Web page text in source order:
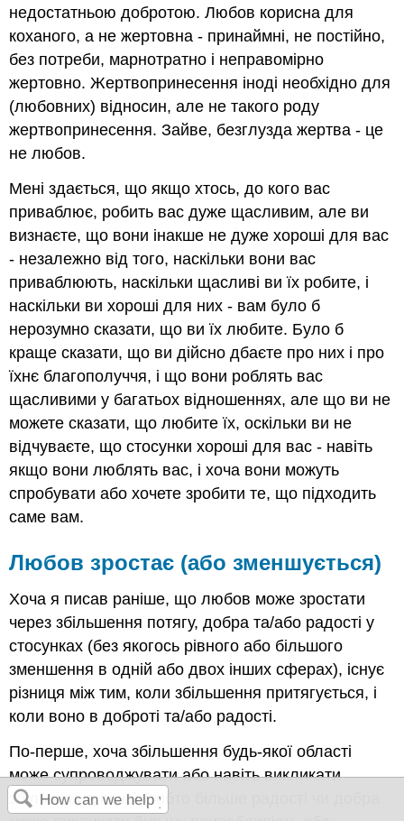
недостатньою добротою. Любов корисна для
коханого, а не жертовна - принаймні, не постійно,
без потреби, марнотратно і неправомірно
жертовно. Жертвопринесення іноді необхідно для
(любовних) відносин, але не такого роду
жертвопринесення. Зайве, безглузда жертва - це
не любов.
Мені здається, що якщо хтось, до кого вас
приваблює, робить вас дуже щасливим, але ви
визнаєте, що вони інакше не дуже хороші для вас
- незалежно від того, наскільки вони вас
приваблюють, наскільки щасливі ви їх робите, і
наскільки ви хороші для них - вам було б
нерозумно сказати, що ви їх любите. Було б
краще сказати, що ви дійсно дбаєте про них і про
їхнє благополуччя, і що вони роблять вас
щасливими у багатьох відношеннях, але що ви не
можете сказати, що любите їх, оскільки ви не
відчуваєте, що стосунки хороші для вас - навіть
якщо вони люблять вас, і хоча вони можуть
спробувати або хочете зробити те, що підходить
саме вам.
Любов зростає (або зменшується)
Хоча я писав раніше, що любов може зростати
через збільшення потягу, добра та/або радості у
стосунках (без якогось рівного або більшого
зменшення в одній або двох інших сферах), існує
різниця між тим, коли збільшення притягується, і
коли воно в доброті та/або радості.
По-перше, хоча збільшення будь-якої області
може супроводжувати або навіть викликати
збільшення іншої (тобто більше радості чи добра